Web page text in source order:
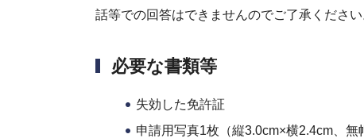
話等での回答はできませんのでご了承ください
必要な書類等
失効した免許証
申請用写真1枚（縦3.0cm×横2.4cm、